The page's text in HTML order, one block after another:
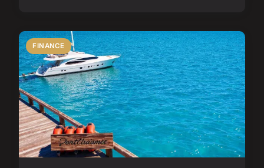
FINANCE